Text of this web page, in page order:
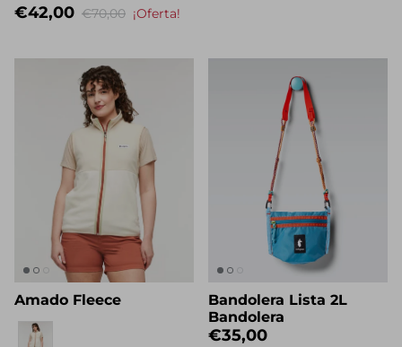
€42,00 €70,00 ¡Oferta!
Amado Fleece
Eigenname
Bandolera Lista 2L
Bandolera
€35,00